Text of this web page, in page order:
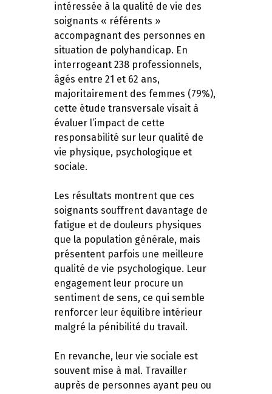
intéressée à la qualité de vie des
soignants « référents »
accompagnant des personnes en
situation de polyhandicap. En
interrogeant 238 professionnels,
âgés entre 21 et 62 ans,
majoritairement des femmes (79%),
cette étude transversale visait à
évaluer l’impact de cette
responsabilité sur leur qualité de
vie physique, psychologique et
sociale.
Les résultats montrent que ces
soignants souffrent davantage de
fatigue et de douleurs physiques
que la population générale, mais
présentent parfois une meilleure
qualité de vie psychologique. Leur
engagement leur procure un
sentiment de sens, ce qui semble
renforcer leur équilibre intérieur
malgré la pénibilité du travail.
En revanche, leur vie sociale est
souvent mise à mal. Travailler
auprès de personnes ayant peu ou